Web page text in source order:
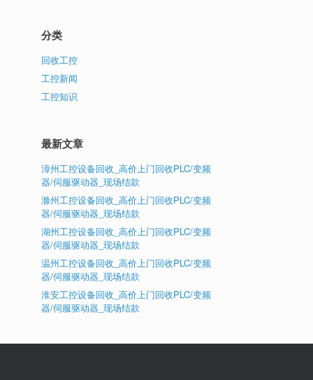
分类
回收工控
工控新闻
工控知识
最新文章
漳州工控设备回收_高价上门回收PLC/变频
器/伺服驱动器_现场结款
滁州工控设备回收_高价上门回收PLC/变频
器/伺服驱动器_现场结款
湖州工控设备回收_高价上门回收PLC/变频
器/伺服驱动器_现场结款
温州工控设备回收_高价上门回收PLC/变频
器/伺服驱动器_现场结款
淮安工控设备回收_高价上门回收PLC/变频
器/伺服驱动器_现场结款